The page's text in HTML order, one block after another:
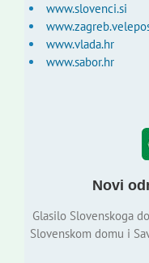
www.slovenci.si
www.vlada.hr
www.sabor.hr
Novi
Glasilo Slovenskoga
Slovenskom domu i